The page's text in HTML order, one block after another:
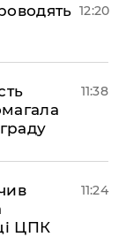
12:20
11:38
ЦПК
11:24